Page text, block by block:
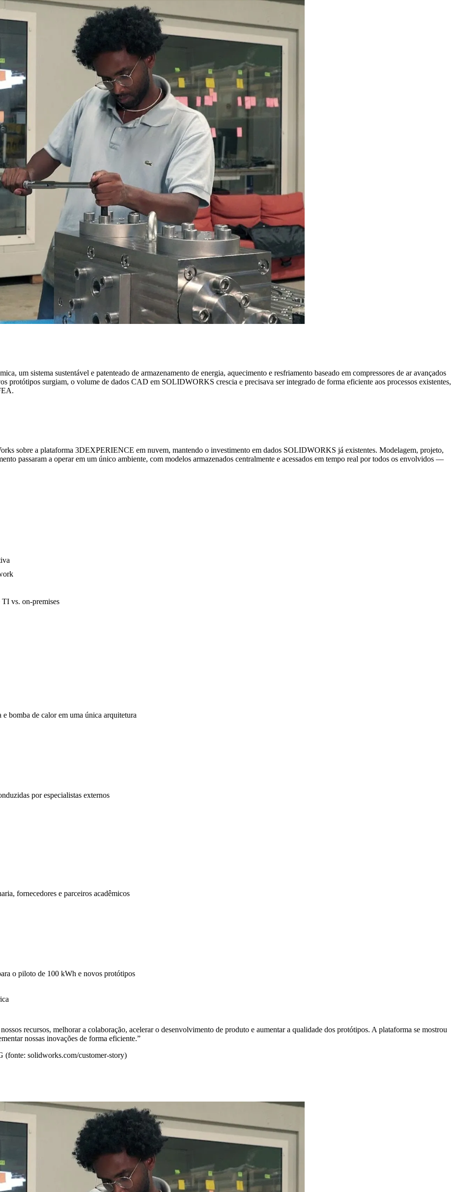
um sistema sustentável e patenteado de armazenamento de energia, aquecimento e resfriamento baseado em compressores de ar avançados
protótipos surgiam, o volume de dados CAD em SOLIDWORKS crescia e precisava ser integrado de forma eficiente aos processos existentes,
sobre a plataforma 3DEXPERIENCE em nuvem, mantendo o investimento em dados SOLIDWORKS já existentes. Modelagem, projeto,
passaram a operar em um único ambiente, com modelos armazenados centralmente e acessados em tempo real por todos os envolvidos —
vs. on-premises
bomba de calor em uma única arquitetura
por especialistas externos
fornecedores e parceiros acadêmicos
o piloto de 100 kWh e novos protótipos
recursos, melhorar a colaboração, acelerar o desenvolvimento de produto e aumentar a qualidade dos protótipos. A plataforma se mostrou
nossas inovações de forma eficiente.”
solidworks.com/customer-story)